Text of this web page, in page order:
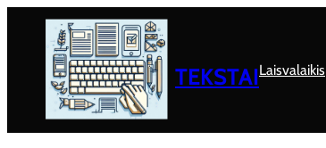
TEKSTAILaisvalaikis